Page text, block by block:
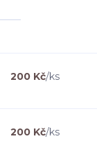
200 Kč/ks
200 Kč/ks